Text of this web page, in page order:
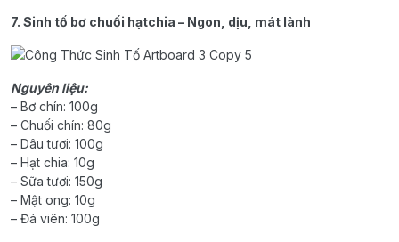
7. Sinh tố bơ chuối hạtchia – Ngon, dịu, mát lành
Nguyên liệu:
– Bơ chín: 100g
– Chuối chín: 80g
– Dâu tươi: 100g
– Hạt chia: 10g
– Sữa tươi: 150g
– Mật ong: 10g
– Đá viên: 100g